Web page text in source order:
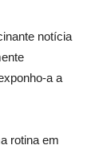
notícia
a a
rotina em